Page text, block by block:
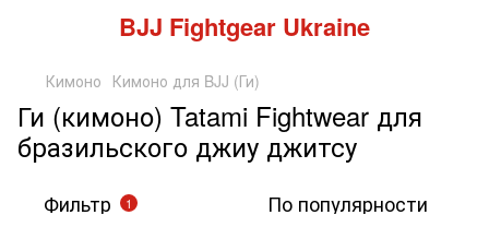
BJJ Fightgear Ukraine
Кимоно Кимоно для BJJ (Ги)
Ги (кимоно) Tatami Fightwear для
бразильского джиу джитсу
Фильтр 1 По популярности